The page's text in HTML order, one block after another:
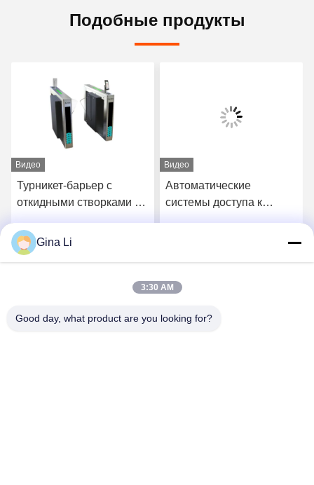
Подобные продукты
Видео
Турникет-барьер с
откидными створками из
304, 1200x300x1000 мм
Видео
Автоматические
системы доступа к
Gina Li
3:30 AM
Good day, what product are you looking for?